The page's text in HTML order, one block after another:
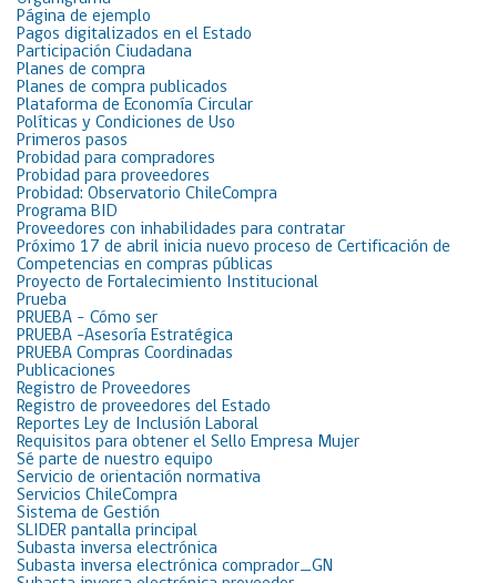
Página de ejemplo
Pagos digitalizados en el Estado
Participación Ciudadana
Planes de compra
Planes de compra publicados
Plataforma de Economía Circular
Políticas y Condiciones de Uso
Primeros pasos
Probidad para compradores
Probidad para proveedores
Probidad: Observatorio ChileCompra
Programa BID
Proveedores con inhabilidades para contratar
Próximo 17 de abril inicia nuevo proceso de Certificación de
Competencias en compras públicas
Proyecto de Fortalecimiento Institucional
Prueba
PRUEBA – Cómo ser
PRUEBA -Asesoría Estratégica
PRUEBA Compras Coordinadas
Publicaciones
Registro de Proveedores
Registro de proveedores del Estado
Reportes Ley de Inclusión Laboral
Requisitos para obtener el Sello Empresa Mujer
Sé parte de nuestro equipo
Servicio de orientación normativa
Servicios ChileCompra
Sistema de Gestión
SLIDER pantalla principal
Subasta inversa electrónica
Subasta inversa electrónica comprador_GN